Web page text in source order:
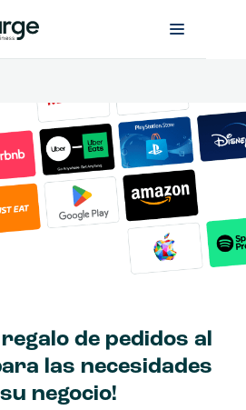
de pedidos al
las necesidades
negocio!